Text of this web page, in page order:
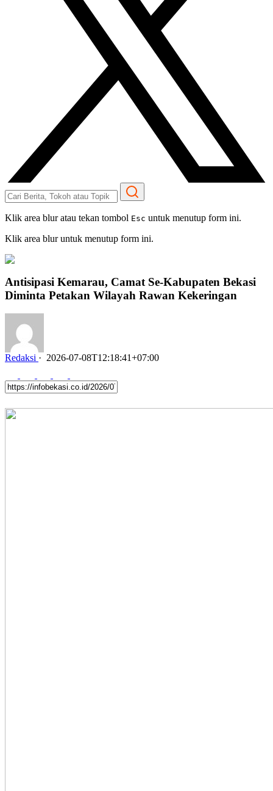
Klik area blur atau tekan tombol Esc untuk menutup form ini.
Klik area blur untuk menutup form ini.
Antisipasi Kemarau, Camat Se‑Kabupaten Bekasi
Diminta Petakan Wilayah Rawan Kekeringan
Redaksi · 2026-07-08T12:18:41+07:00